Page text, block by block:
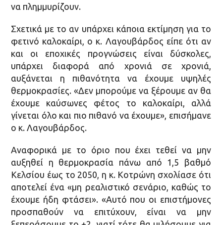
να πλημμυρίζουν.
Σχετικά με το αν υπάρχει κάποια εκτίμηση για το
φετινό καλοκαίρι, ο κ. Λαγουβάρδος είπε ότι αν
και οι εποχικές προγνώσεις είναι δύσκολες,
υπάρχει διαφορά από χρονιά σε χρονιά,
αυξάνεται η πιθανότητα να έχουμε υψηλές
θερμοκρασίες. «Δεν μπορούμε να ξέρουμε αν θα
έχουμε καύσωνες φέτος το καλοκαίρι, αλλά
γίνεται όλο και πιο πιθανό να έχουμε», επισήμανε
ο κ. Λαγουβάρδος.
Αναφορικά με το όριο που έχει τεθεί να μην
αυξηθεί η θερμοκρασία πάνω από 1,5 βαθμό
Κελσίου έως το 2050, η κ. Κοτρώνη σχολίασε ότι
αποτελεί ένα «μη ρεαλιστικό σενάριο, καθώς το
έχουμε ήδη φτάσει». «Αυτό που οι επιστήμονες
προσπαθούν να επιτύχουν, είναι να μην